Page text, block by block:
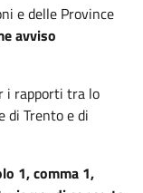
e delle Province
avviso
i rapporti tra lo
di Trento e di
1, comma 1,